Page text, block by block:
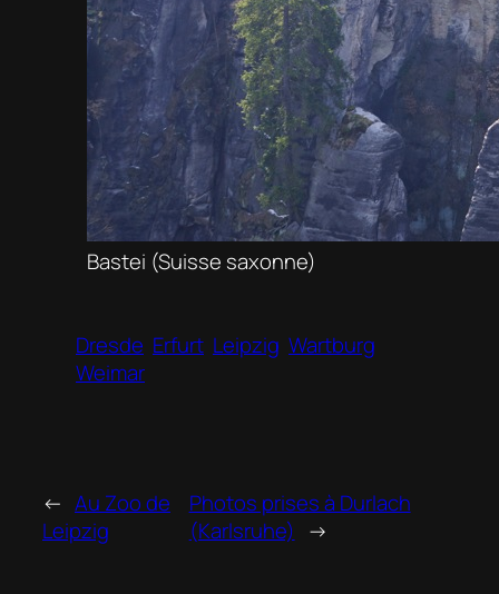
Bastei (Suisse saxonne)
Dresde Erfurt Leipzig Wartburg
Weimar
← Au Zoo de
Leipzig
Photos prises à Durlach
(Karlsruhe)
→